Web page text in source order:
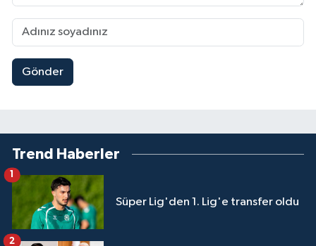
Gönder
Trend Haberler
Süper Lig'den 1. Lig'e transfer oldu
2